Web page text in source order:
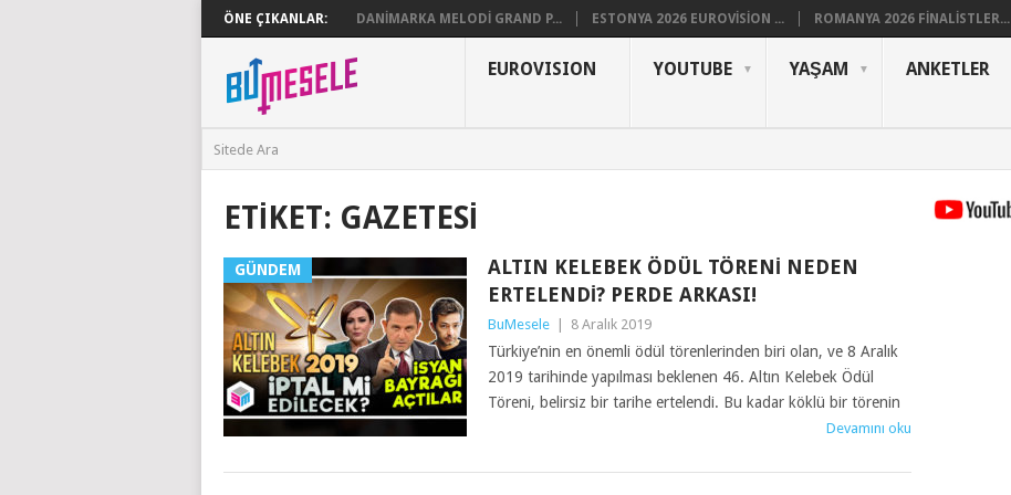
ÖNE ÇIKANLAR: DANIMARKA MELODI GRAND P... ESTONYA 2026 EUROVISION ... ROMANYA 2026 FINALISTLER...
EUROVISION YOUTUBE YAŞAM ANKETLER
ETIKET: GAZETESI
GÜNDEM
ALTIN KELEBEK ÖDÜL TÖRENI NEDEN
ERTELENDI? PERDE ARKASI!
BuMesele 8 Aralık 2019
Türkiye’nin en önemli ödül törenlerinden biri olan, ve 8 Aralık
2019 tarihinde yapılması beklenen 46. Altın Kelebek Ödül
Töreni, belirsiz bir tarihe ertelendi. Bu kadar köklü bir törenin
Devamını oku